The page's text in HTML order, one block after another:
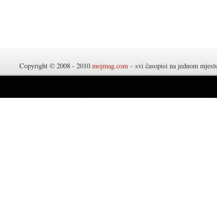
Copyright © 2008 - 2010 mojmag.com - svi časopisi na jednom